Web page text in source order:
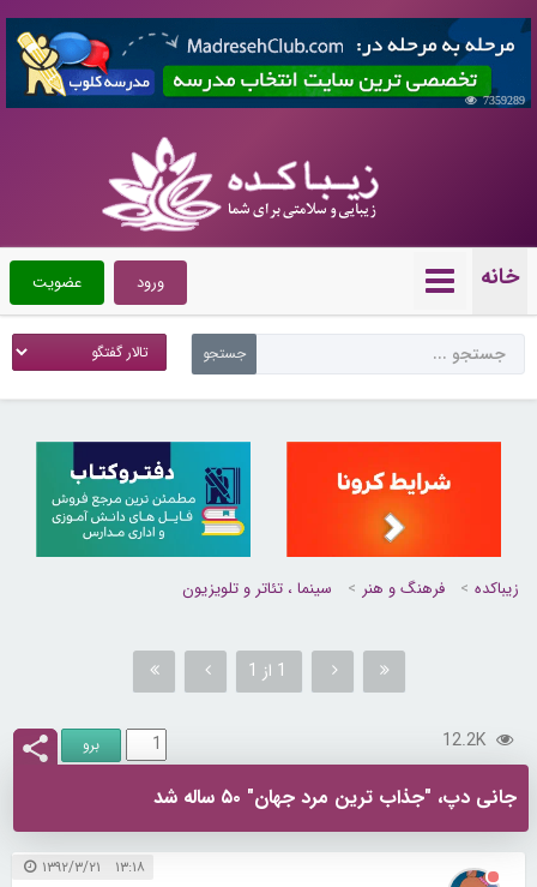
7359289
خانه عضویت ورود
زیباکده فرهنگ و هنر سینما ، تئاتر و تلویزیون
1 از 1
12.2K
جانی دپ، "جذاب ترین مرد جهان" ۵۰ ساله شد
۱۳:۱۸ ۱۳۹۲/۳/۲۱